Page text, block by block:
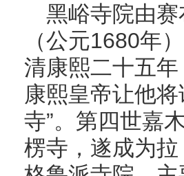
黑峪寺院由
（公元1680年
清康熙二十五
康熙皇帝让他
寺”。第四世嘉
楞寺，遂成为